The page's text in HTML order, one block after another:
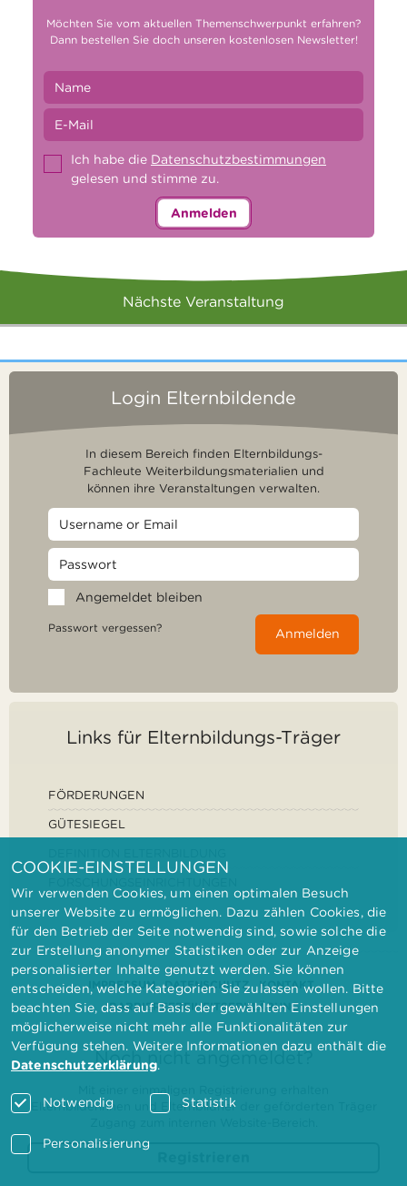
Möchten Sie vom aktuellen Themenschwerpunkt erfahren?
Dann bestellen Sie doch unseren kostenlosen Newsletter!
Ich habe die Datenschutzbestimmungen
gelesen und stimme zu.
Anmelden
Nächste Veranstaltung
Login Elternbildende
In diesem Bereich finden Elternbildungs-
Fachleute Weiterbildungsmaterialien und
können ihre Veranstaltungen verwalten.
Angemeldet bleiben
Passwort vergessen? Anmelden
Links für Elternbildungs-Träger
FÖRDERUNGEN
GÜTESIEGEL
IMPRESSUM DATENSCHUTZ
KONTAKT
BARRIEREFREIHEITSERKLÄRUNG
Noch nicht angemeldet?
Elternbilderinnen und Elternbildner der geförderten Träger
COOKIE-EINSTELLUNGEN
Wir verwenden Cookies, um einen optimalen Besuch
unserer Website zu ermöglichen. Dazu zählen Cookies, die
für den Betrieb der Seite notwendig sind, sowie solche die
zur Erstellung anonymer Statistiken oder zur Anzeige
personalisierter Inhalte genutzt werden. Sie können
entscheiden, welche Kategorien Sie zulassen wollen. Bitte
beachten Sie, dass auf Basis der gewählten Einstellungen
möglicherweise nicht mehr alle Funktionalitäten zur
Verfügung stehen. Weitere Informationen dazu enthält die
Datenschutzerklärung.
Notwendig Statistik
Personalisierung